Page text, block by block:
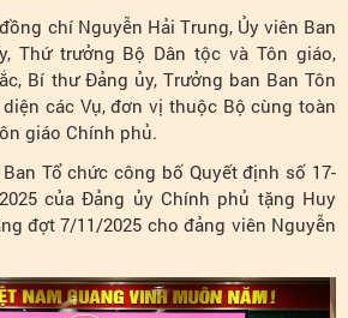
chí Nguyễn Hải Trung, Ủy viên Ban
Thứ trưởng Bộ Dân tộc và Tôn giáo,
Bí thư Đảng ủy, Trưởng ban Ban Tôn
các Vụ, đơn vị thuộc Bộ cùng toàn
giáo Chính phủ.
Tổ chức công bố Quyết định số 17-
của Đảng ủy Chính phủ tặng Huy
đợt 7/11/2025 cho đảng viên Nguyễn